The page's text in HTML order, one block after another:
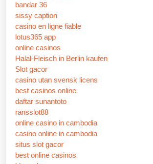
bandar 36
sissy caption
casino en ligne fiable
lotus365 app
online casinos
Halal-Fleisch in Berlin kaufen
Slot gacor
casino utan svensk licens
best casinos online
daftar sunantoto
ransslot88
online casino in cambodia
casino online in cambodia
situs slot gacor
best online casinos